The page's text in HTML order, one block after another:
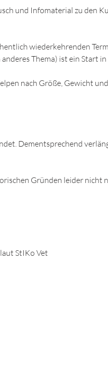
und Infomaterial zu den
wiederkehrenden
Thema) ist ein Start
nach Größe, Gewicht
Dementsprechend
Gründen leider nicht
StIKo Vet